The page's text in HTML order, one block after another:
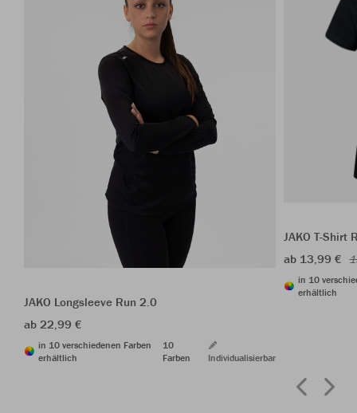
JAKO Longsleeve Run 2.0
ab 22,99 €
in 10 verschiedenen Farben
erhältlich
10
Farben
Individualisierbar
JAKO T-Shirt
ab 13,99 €
in 10
erhältlich